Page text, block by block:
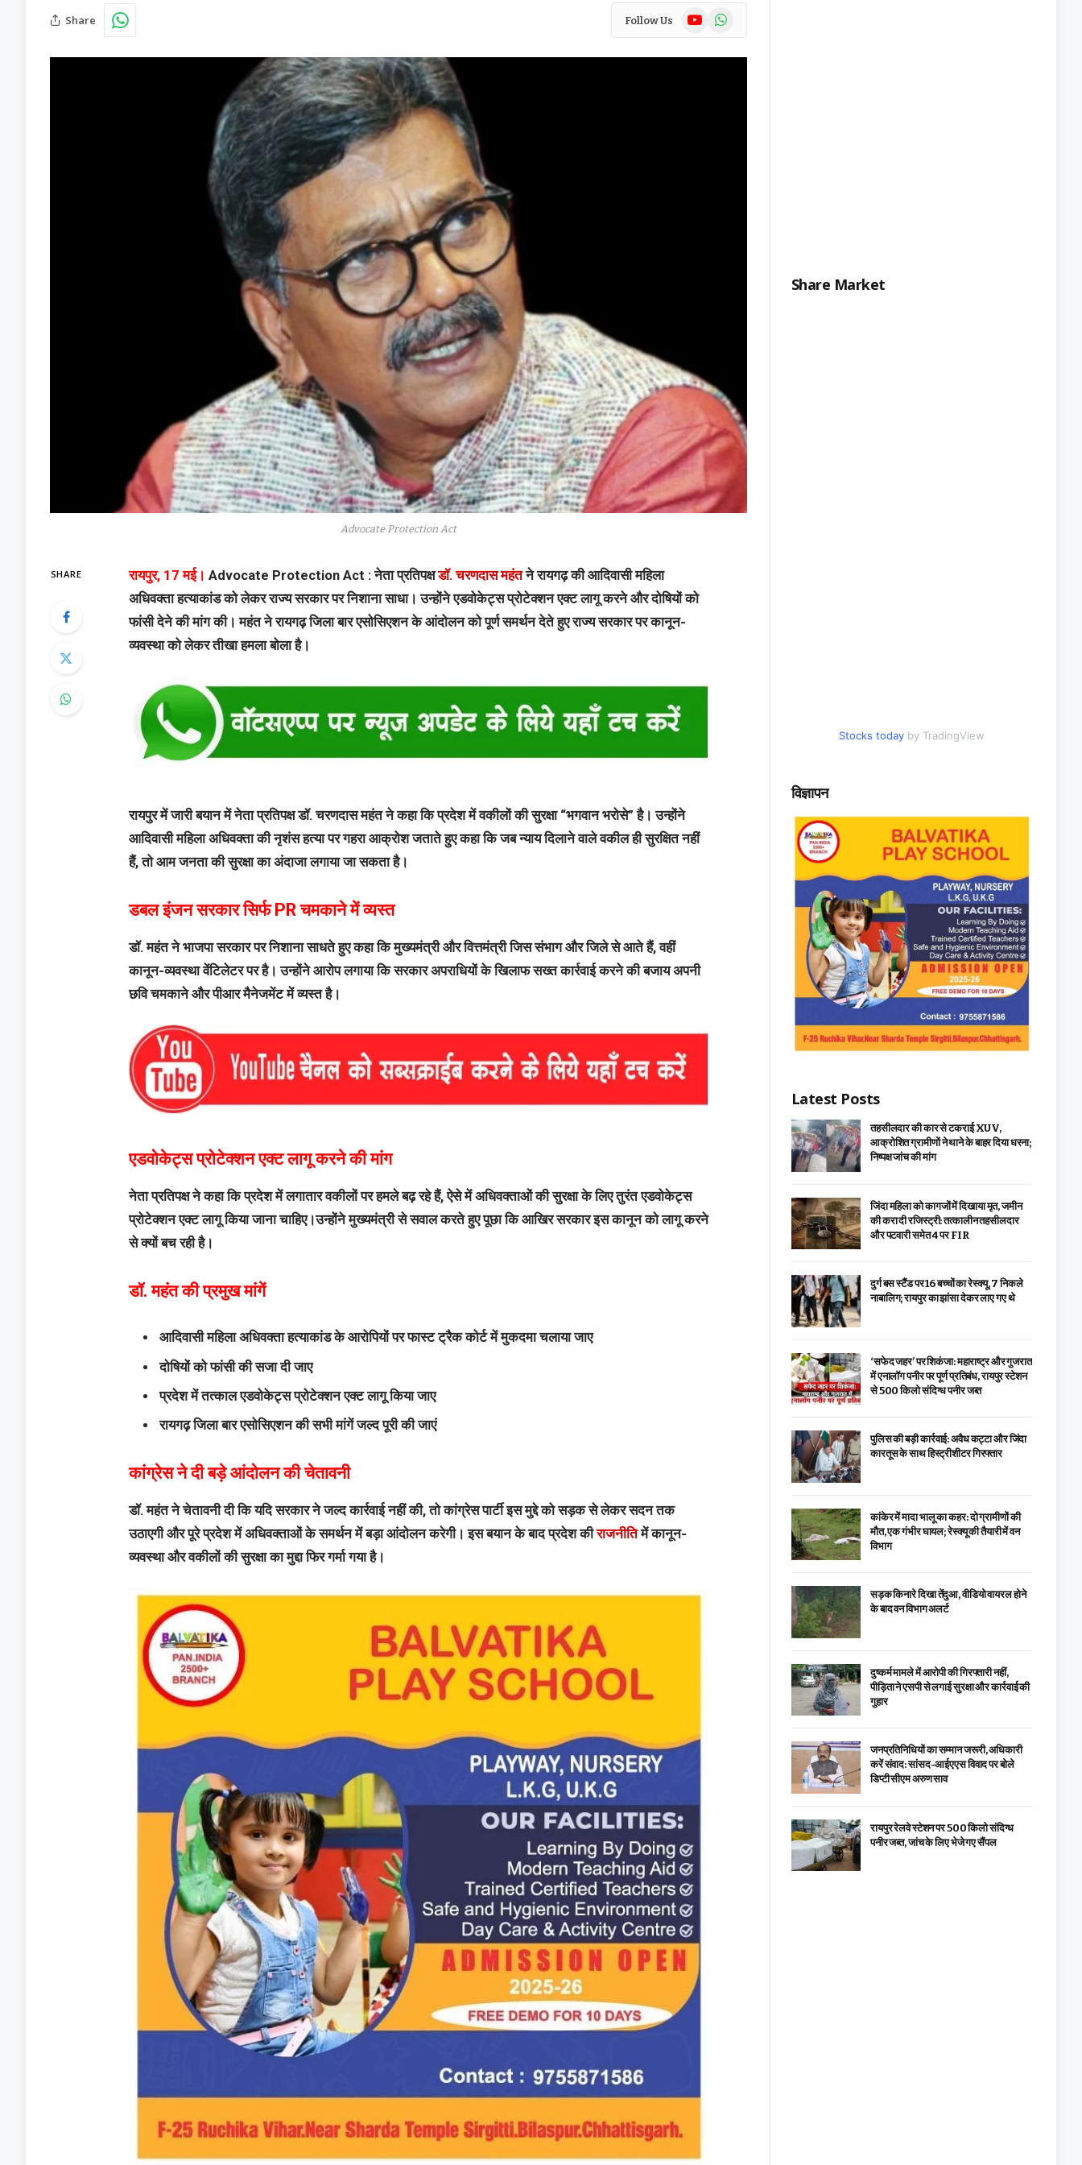
Share Follow Us YouTubeWhatsApp
Advocate Protection Act
SHARE रायपुर, 17 मई। Advocate Protection Act : नेता प्रतिपक्षडॉ. चरणदास महंतने रायगढ़ की आदिवासी महिला
अधिवक्ता हत्याकांड को लेकर राज्य सरकार पर निशाना साधा। उन्होंने एडवोकेट्स प्रोटेक्शन एक्ट लागू करने और दोषियों को
फांसी देने की मांग की। महंत ने रायगढ़ जिला बार एसोसिएशन के आंदोलन को पूर्ण समर्थन देते हुए राज्य सरकार पर कानून-
व्यवस्था को लेकर तीखा हमला बोला है।
रायपुर में जारी बयान में नेता प्रतिपक्ष डॉ. चरणदास महंत ने कहा कि प्रदेश में वकीलों की सुरक्षा “भगवान भरोसे” है। उन्होंने
आदिवासी महिला अधिवक्ता की नृशंस हत्या पर गहरा आक्रोश जताते हुए कहा कि जब न्याय दिलाने वाले वकील ही सुरक्षित नहीं
हैं, तो आम जनता की सुरक्षा का अंदाजा लगाया जा सकता है।
डबल इंजन सरकार सिर्फ PR चमकाने में व्यस्त
डॉ. महंत ने भाजपा सरकार पर निशाना साधते हुए कहा कि मुख्यमंत्री और वित्तमंत्री जिस संभाग और जिले से आते हैं, वहीं
कानून-व्यवस्था वेंटिलेटर पर है। उन्होंने आरोप लगाया कि सरकार अपराधियों के खिलाफ सख्त कार्रवाई करने की बजाय अपनी
छवि चमकाने और पीआर मैनेजमेंट में व्यस्त है।
एडवोकेट्स प्रोटेक्शन एक्ट लागू करने की मांग
नेता प्रतिपक्ष ने कहा कि प्रदेश में लगातार वकीलों पर हमले बढ़ रहे हैं, ऐसे में अधिवक्ताओं की सुरक्षा के लिए तुरंत एडवोकेट्स
प्रोटेक्शन एक्ट लागू किया जाना चाहिए।उन्होंने मुख्यमंत्री से सवाल करते हुए पूछा कि आखिर सरकार इस कानून को लागू करने
से क्यों बच रही है।
डॉ. महंत की प्रमुख मांगें
आदिवासी महिला अधिवक्ता हत्याकांड के आरोपियों पर फास्ट ट्रैक कोर्ट में मुकदमा चलाया जाए
दोषियों को फांसी की सजा दी जाए
प्रदेश में तत्काल एडवोकेट्स प्रोटेक्शन एक्ट लागू किया जाए
रायगढ़ जिला बार एसोसिएशन की सभी मांगें जल्द पूरी की जाएं
कांग्रेस ने दी बड़े आंदोलन की चेतावनी
डॉ. महंत ने चेतावनी दी कि यदि सरकार ने जल्द कार्रवाई नहीं की, तो कांग्रेस पार्टी इस मुद्दे को सड़क से लेकर सदन तक
उठाएगी और पूरे प्रदेश में अधिवक्ताओं के समर्थन में बड़ा आंदोलन करेगी। इस बयान के बाद प्रदेश कीराजनीतिमें कानून-
व्यवस्था और वकीलों की सुरक्षा का मुद्दा फिर गर्मा गया है।
Share Market
Stocks today by TradingView
विज्ञापन
Latest Posts
तहसीलदार की कार से टकराई XUV,
आक्रोशित ग्रामीणों ने थाने के बाहर दिया धरना;
निष्पक्ष जांच की मांग
जिंदा महिला को कागजों में दिखाया मृत, जमीन
की करा दी रजिस्ट्री: तत्कालीन तहसीलदार
और पटवारी समेत 4 पर FIR
दुर्ग बस स्टैंड पर 16 बच्चों का रेस्क्यू, 7 निकले
नाबालिग; रायपुर का झांसा देकर लाए गए थे
‘सफेद जहर’ पर शिकंजा: महाराष्ट्र और गुजरात
में एनालॉग पनीर पर पूर्ण प्रतिबंध, रायपुर स्टेशन
से 500 किलो संदिग्ध पनीर जब्त
पुलिस की बड़ी कार्रवाई: अवैध कट्टा और जिंदा
कारतूस के साथ हिस्ट्रीशीटर गिरफ्तार
कांकेर में मादा भालू का कहर: दो ग्रामीणों की
मौत, एक गंभीर घायल; रेस्क्यू की तैयारी में वन
विभाग
सड़क किनारे दिखा तेंदुआ, वीडियो वायरल होने
के बाद वन विभाग अलर्ट
दुष्कर्म मामले में आरोपी की गिरफ्तारी नहीं,
पीड़िता ने एसपी से लगाई सुरक्षा और कार्रवाई की
गुहार
जनप्रतिनिधियों का सम्मान जरूरी, अधिकारी
करें संवाद: सांसद-आईएएस विवाद पर बोले
डिप्टी सीएम अरुण साव
रायपुर रेलवे स्टेशन पर 500 किलो संदिग्ध
पनीर जब्त, जांच के लिए भेजे गए सैंपल